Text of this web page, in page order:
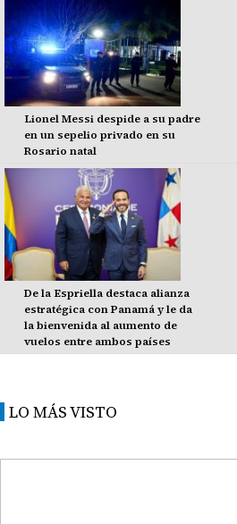
Lionel Messi despide a su padre
en un sepelio privado en su
Rosario natal
De la Espriella destaca alianza
estratégica con Panamá y le da
la bienvenida al aumento de
vuelos entre ambos países
LO MÁS VISTO